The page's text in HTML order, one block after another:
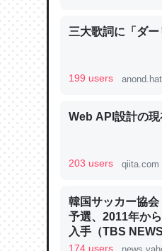
論文では「淡水は
は」とあって面
類だと殻を無くし
─ニュース :: 【研究
三大歌詞に「ダ
199 users
Web API設計の
203 users qiita.com
韓国サッカー協
予選、2011年か
入手（TBS
ュース
174 users